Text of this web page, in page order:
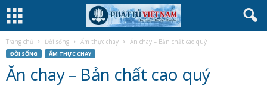
Trang chủ Đời sống Ẩm thực chay Ăn chay – Bản chất cao quý
ĐỜI SỐNG ẨM THỰC CHAY
Ăn chay – Bản chất cao quý